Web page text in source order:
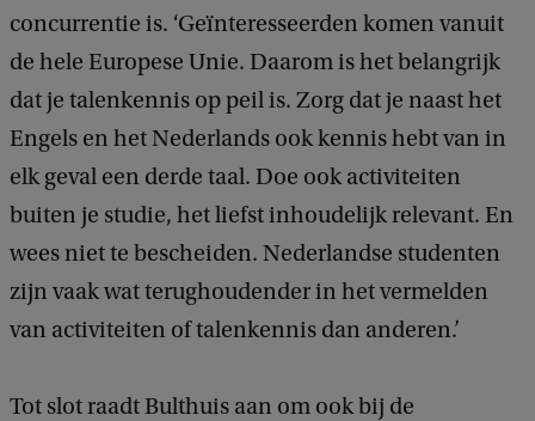
concurrentie is. ‘Geïnteresseerden komen vanuit
de hele Europese Unie. Daarom is het belangrijk
dat je talenkennis op peil is. Zorg dat je naast het
Engels en het Nederlands ook kennis hebt van in
elk geval een derde taal. Doe ook activiteiten
buiten je studie, het liefst inhoudelijk relevant. En
wees niet te bescheiden. Nederlandse studenten
zijn vaak wat terughoudender in het vermelden
van activiteiten of talenkennis dan anderen.’
Tot slot raadt Bulthuis aan om ook bij de